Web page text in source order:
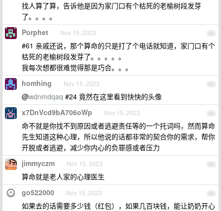
找人算了算，告诉他是因为家门口有个枯死的老榆树段发芽
了。。。。
62
Porphet Nov 15, 2023
#61 亲戚还说，那个算命的只是打了个电话就知道，家门口有个
枯死的老榆树段发芽了。。。。。
我每次想都很难觉得那是巧合。。。
63
homhing Nov 15, 2023
@wdnmdqaq #24 竟然在这里看到快快的头像
64
x7DnVcd9bA706oWp Nov 15, 2023
命不就是你找不到原因或者逃避责任等的一个托词吗，然而算命
先生知道这种心理，所以他说的话都非常的契合你的需求，帮你
开脱或者逃避，减少你内心的负罪感或者压力
65
jimmyczm Nov 15, 2023
算命就是老人家的心理医生
66
go522000 Nov 15, 2023
如果去的话需要多少钱（红包），如果几百块钱，能让奶奶开心